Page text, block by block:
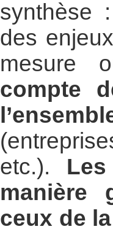
synthèse
des
mesure
compte
etc.).
manière
ceux de